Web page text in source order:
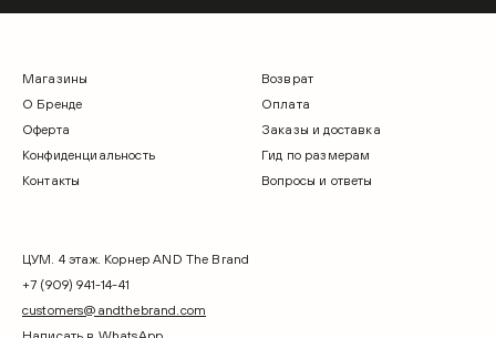
Магазины
О Бренде
Оферта
Конфиденциальность
Контакты
Возврат
Оплата
Заказы и доставка
Гид по размерам
Вопросы и ответы
ЦУМ. 4 этаж. Корнер AND The Brand
+7 (909) 941-14-41
customers@andthebrand.com